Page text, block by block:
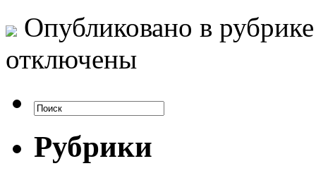
Опубликовано в
отключены
Рубрики